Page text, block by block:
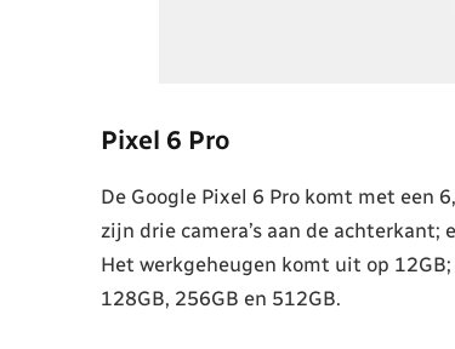
Pixel 6 Pro
De Google Pixel 6 Pro komt met een
zijn drie camera’s aan de
Het werkgeheugen komt uit op
128GB, 256GB en 512GB.